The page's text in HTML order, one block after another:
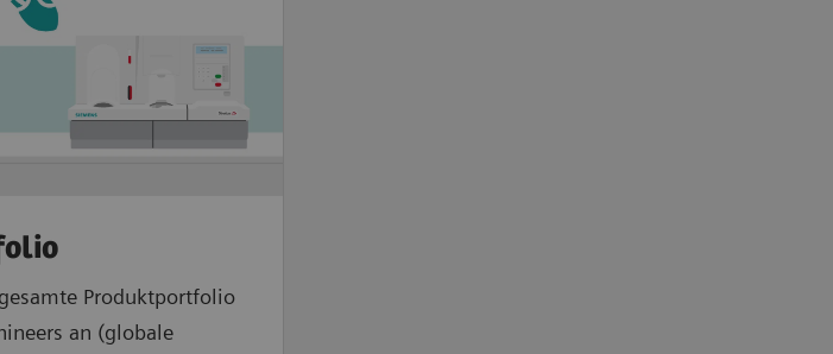
Produktportfolio
an (globale